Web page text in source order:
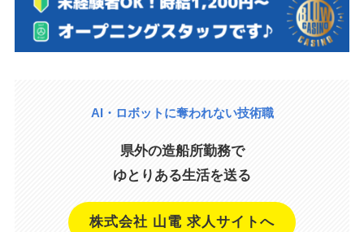
AI・ロボットに奪われない技術職
県外の造船所勤務で
ゆとりある生活を送る
株式会社 山電 求人サイトへ